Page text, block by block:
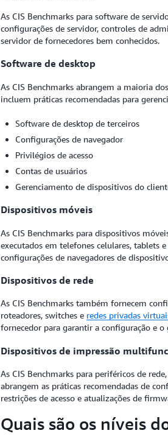
As CIS Benchmarks para software de
configurações de servidor, controles de
servidor de fornecedores bem conhecidos.
Software de desktop
As CIS Benchmarks abrangem a maioria
incluem práticas recomendadas para
Software de desktop de terceiros
Configurações de navegador
Privilégios de acesso
Contas de usuários
Gerenciamento de dispositivos do
Dispositivos móveis
As CIS Benchmarks para dispositivos
executados em telefones celulares, tablets
configurações de navegadores de
Dispositivos de rede
As CIS Benchmarks também fornecem
roteadores, switches e redes privadas
fornecedor para garantir a configuração e
Dispositivos de impressão
As CIS Benchmarks para periféricos de
abrangem as práticas recomendadas de
restrições de acesso e atualizações de
Quais são os níveis